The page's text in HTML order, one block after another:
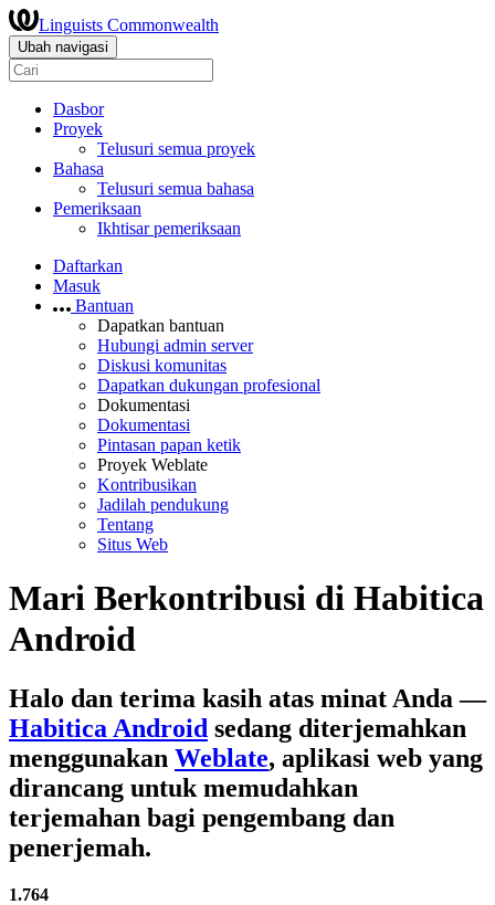
Linguists Commonwealth
Ubah navigasi
Dasbor
Proyek
Telusuri semua proyek
Bahasa
Telusuri semua bahasa
Pemeriksaan
Ikhtisar pemeriksaan
Daftarkan
Masuk
Bantuan
Dapatkan bantuan
Hubungi admin server
Diskusi komunitas
Dapatkan dukungan profesional
Dokumentasi
Dokumentasi
Pintasan papan ketik
Proyek Weblate
Kontribusikan
Jadilah pendukung
Tentang
Situs Web
Mari Berkontribusi di Habitica
Android
Halo dan terima kasih atas minat Anda —
Habitica Android sedang diterjemahkan
menggunakan Weblate, aplikasi web yang
dirancang untuk memudahkan
terjemahan bagi pengembang dan
penerjemah.
1.764